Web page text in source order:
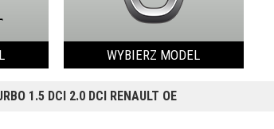
WYBIERZ MODEL
1.5 DCI 2.0 DCI RENAULT OE